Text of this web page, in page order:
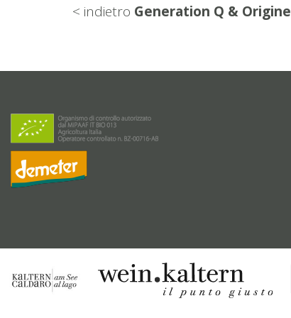
< indietro Generation Q & Origine